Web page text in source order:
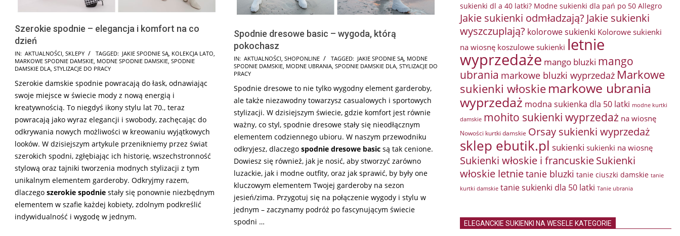
Szerokie spodnie – elegancja i komfort na co
dzień
2025-
04-
IN: AKTUALNOŚCI, SKLEPY TAGGED: JAKIE SPODNIE SĄ, KOLEKCJA LATO,
MARKOWE SPODNIE DAMSKIE, MODNE SPODNIE DAMSKIE, SPODNIE
DAMSKIE DLA, STYLIZACJE DO PRACY
Szerokie damskie spodnie powracają do łask, odnawiając
swoje miejsce w świecie mody z nową energią i
kreatywnością. To niegdyś ikony stylu lat 70., teraz
powracają jako wyraz elegancji i swobody, zachęcając do
odkrywania nowych możliwości w kreowaniu wyjątkowych
looków. W dzisiejszym artykule przenikniemy przez świat
szerokich spodni, zgłębiając ich historię, wszechstronność
stylową oraz tajniki tworzenia modnych stylizacji z tym
unikalnym elementem garderoby. Odkryjmy razem,
dlaczego szerokie spodnie stały się ponownie niezbędnym
elementem w szafie każdej kobiety, zdolnym podkreślić
indywidualność i wygodę w jednym.
Spodnie dresowe basic – wygoda, którą
pokochasz
2025-
03-
IN: AKTUALNOŚCI, SHOPONLINE TAGGED: JAKIE SPODNIE SĄ, MODNE
SPODNIE DAMSKIE, MODNE UBRANIA, SPODNIE DAMSKIE DLA, STYLIZACJE DO
PRACY
Spodnie dresowe to nie tylko wygodny element garderoby,
ale także niezawodny towarzysz casualowych i sportowych
stylizacji. W dzisiejszym świecie, gdzie komfort jest równie
ważny, co styl, spodnie dresowe stały się nieodłącznym
elementem codziennego ubioru. W naszym przewodniku
odkryjesz, dlaczego spodnie dresowe basic są tak cenione.
Dowiesz się również, jak je nosić, aby stworzyć zarówno
luzackie, jak i modne outfity, oraz jak sprawić, by były one
kluczowym elementem Twojej garderoby na sezon
jesień/zima. Przygotuj się na połączenie wygody i stylu w
jednym – zaczynamy podróż po fascynującym świecie
spodni …
sukienki dl a 40 latki? Modne sukienki dla pań po 50 Allegro
Jakie sukienki odmładzają? Jakie sukienki
wyszczuplają? kolorowe sukienki Kolorowe sukienki
na wiosnę koszulowe sukienki letnie
wyprzedaże mango bluzki mango
ubrania markowe bluzki wyprzedaż Markowe
sukienki włoskie markowe ubrania
wyprzedaż modna sukienka dla 50 latki modne kurtki
damskie mohito sukienki wyprzedaż na wiosnę
Nowości kurtki damskie Orsay sukienki wyprzedaż
sklep ebutik.pl sukienki sukienki na wiosnę
Sukienki włoskie i francuskieSukienki
włoskie letnietanie bluzki tanie ciuszki damskie tanie
kurtki damskie tanie sukienki dla 50 latki Tanie ubrania
ELEGANCKIE SUKIENKI NA WESELE KATEGORIE